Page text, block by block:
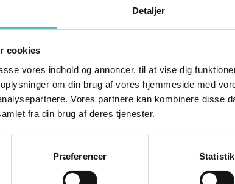
Detaljer
cookies
vores indhold og annoncer, til at vise dig
om din brug af vores hjemmeside med
Vores partnere kan kombinere disse
fra din brug af deres tjenester.
Præferencer Statistik